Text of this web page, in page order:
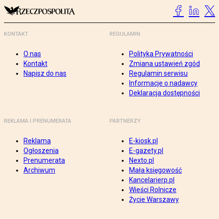
KONTAKT
O nas
Kontakt
Napisz do nas
REGULAMIN
Polityka Prywatności
Zmiana ustawień zgód
Regulamin serwisu
Informacje o nadawcy
Deklaracja dostępności
REKLAMA I PRENUMERATA
Reklama
Ogłoszenia
Prenumerata
Archiwum
PARTNERZY
E-kiosk.pl
E-gazety.pl
Nexto.pl
Mała księgowość
Kancelarierp.pl
Wieści Rolnicze
Życie Warszawy